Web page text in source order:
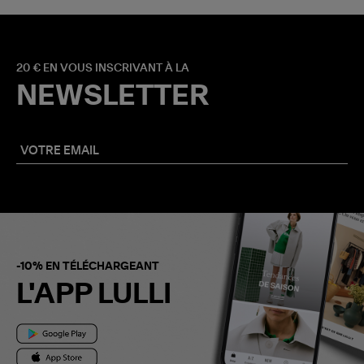
20 € EN VOUS INSCRIVANT À LA
NEWSLETTER
-10% EN TÉLÉCHARGEANT
L'APP LULLI